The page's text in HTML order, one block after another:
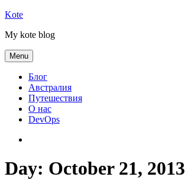
Skip
content
Kote
My kote blog
Menu
Блог
Австралия
Путешествия
О нас
DevOps
Day: October 21, 2013